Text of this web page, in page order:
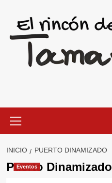
contenido
primario
INICIO PUERTO DINAMIZADO
Puerto Dinamizado
Eventos